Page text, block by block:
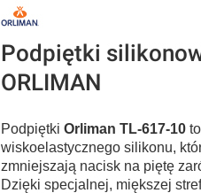
Podpiętki
ORLIMAN
Podpiętki Orliman TL-617-10
wiskoelastycznego silikonu,
zmniejszają nacisk na piętę
Dzięki specjalnej, miększej